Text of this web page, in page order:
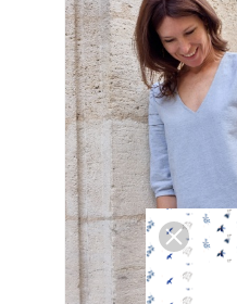
LISERON
EUGENIE